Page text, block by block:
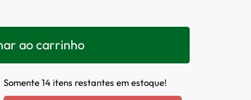
ao carrinho
Somente 14 itens restantes em estoque!